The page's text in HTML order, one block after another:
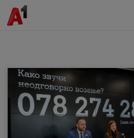
МК EN SQ